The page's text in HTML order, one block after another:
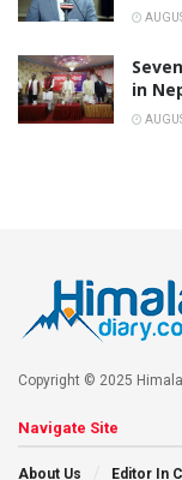
in
Copyright © 2025
Navigate Site
About Us Editor In